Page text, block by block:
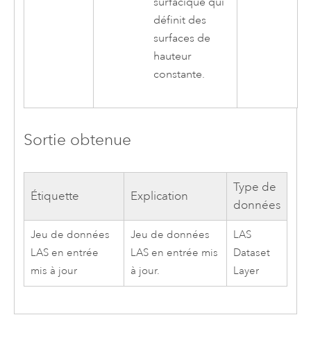
définit des
surfaces de
hauteur
constante.
Sortie obtenue
Étiquette Explication
Type de
données
Jeu de données
LAS en entrée
mis à jour
Jeu de données
LAS en entrée mis
à jour.
LAS
Dataset
Layer